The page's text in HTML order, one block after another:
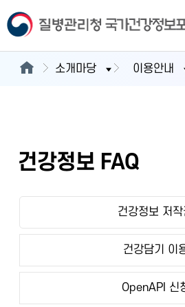
소개마당 이용안내
건강정보 FAQ
건강정보 저작
건강담기 이
OpenAPI 신